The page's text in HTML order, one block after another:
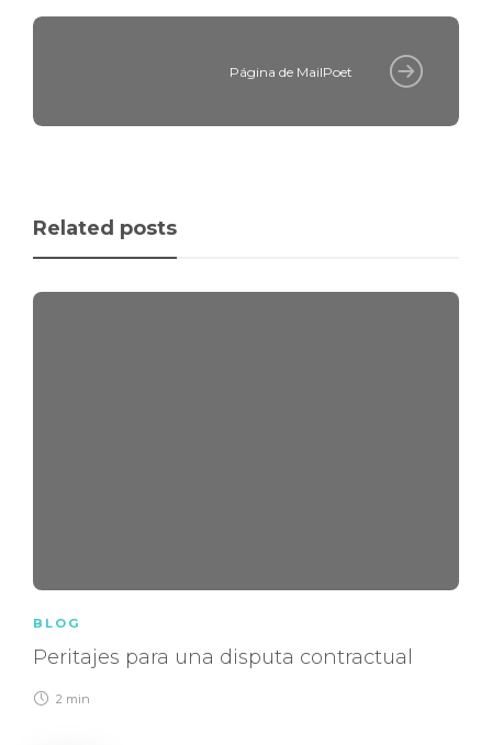
Página de MailPoet
Related posts
BLOG
Peritajes para una disputa contractual
2 min